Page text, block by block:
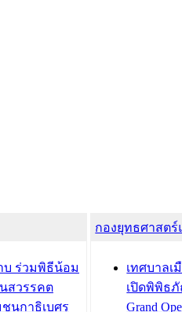
บ ร่วมพิธีน้อม
สวรรคต
นกาธิเบศร
กองยุทธศาสต
เทศบาลเ
เปิดพิพิธภั
Grand